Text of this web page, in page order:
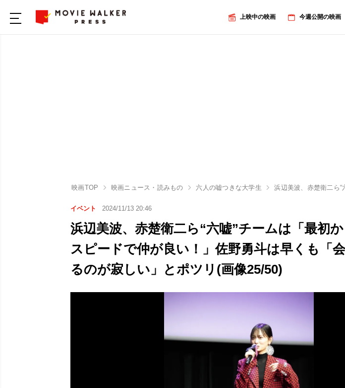
上映中の映画 今週公開の映画
映画TOP 映画ニュース・読みもの 六人の嘘つきな大学生 浜辺美波、赤楚衛二ら
イベント 2024/11/13 20:46
浜辺美波、赤楚衛二ら“六嘘”チームは「最初
スピードで仲が良い！」佐野勇斗は早くも「
るのが寂しい」とポツリ(画像25/50)